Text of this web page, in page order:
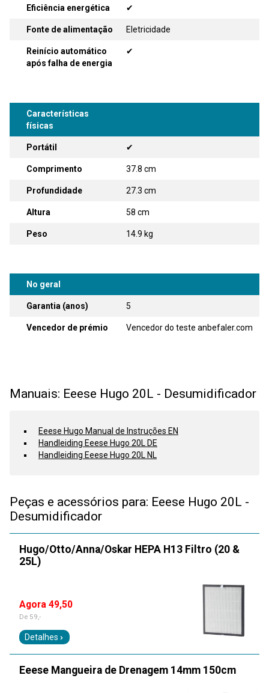
Eficiência energética ✔
Fonte de alimentação Eletricidade
Reinício automático
após falha de energia
✔
Características
físicas
Portátil ✔
Comprimento 37.8 cm
Profundidade 27.3 cm
Altura 58 cm
Peso 14.9 kg
No geral
Garantia (anos) 5
Vencedor de prémio Vencedor do teste anbefaler.com
Manuais: Eeese Hugo 20L - Desumidificador
Eeese Hugo Manual de Instruções EN
Handleiding Eeese Hugo 20L DE
Handleiding Eeese Hugo 20L NL
Peças e acessórios para: Eeese Hugo 20L -
Desumidificador
Hugo/Otto/Anna/Oskar HEPA H13 Filtro (20 &
25L)
Agora 49,50
De 59,-
Detalhes
Eeese Mangueira de Drenagem 14mm 150cm